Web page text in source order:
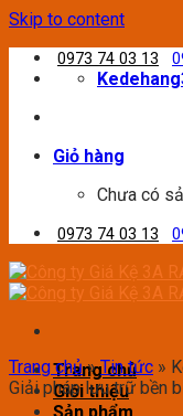
Skip to content
0973 74 03 13
Giỏ hàng
Chưa có
0973 74 03 13
Trang chủ
Giới thiệu
Trang chủ»Tin tức »
Giải pháp lưu trữ bền